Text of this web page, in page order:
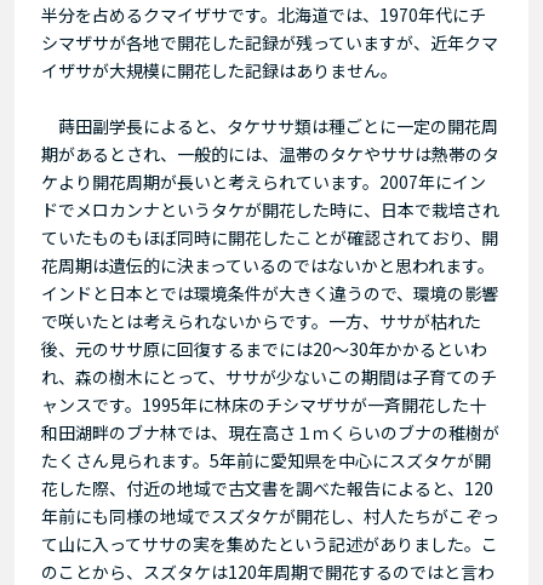
半分を占めるクマイザサです。北海道では、1970年代にチ
シマザサが各地で開花した記録が残っていますが、近年クマ
イザサが大規模に開花した記録はありません。
蒔田副学長によると、タケササ類は種ごとに一定の開花周
期があるとされ、一般的には、温帯のタケやササは熱帯のタ
ケより開花周期が長いと考えられています。2007年にイン
ドでメロカンナというタケが開花した時に、日本で栽培され
ていたものもほぼ同時に開花したことが確認されており、開
花周期は遺伝的に決まっているのではないかと思われます。
インドと日本とでは環境条件が大きく違うので、環境の影響
で咲いたとは考えられないからです。一方、ササが枯れた
後、元のササ原に回復するまでには20～30年かかるといわ
れ、森の樹木にとって、ササが少ないこの期間は子育てのチ
ャンスです。1995年に林床のチシマザサが一斉開花した十
和田湖畔のブナ林では、現在高さ１ｍくらいのブナの稚樹が
たくさん見られます。5年前に愛知県を中心にスズタケが開
花した際、付近の地域で古文書を調べた報告によると、120
年前にも同様の地域でスズタケが開花し、村人たちがこぞっ
て山に入ってササの実を集めたという記述がありました。こ
のことから、スズタケは120年周期で開花するのではと言わ